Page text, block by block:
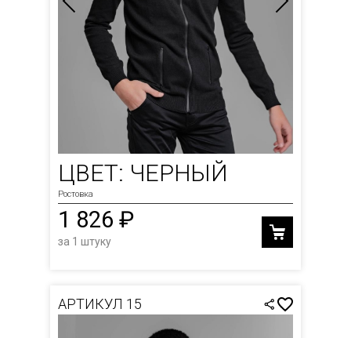
ЦВЕТ: ЧЕРНЫЙ
Ростовка
1 826 ₽
за 1 штуку
АРТИКУЛ 15